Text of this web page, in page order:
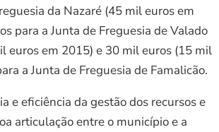
da Nazaré (45 mil euros em
para a Junta de Freguesia de Valado
euros em 2015) e 30 mil euros (15 mil
a Junta de Freguesia de Famalicão.
e eficiência da gestão dos recursos e
articulação entre o município e a